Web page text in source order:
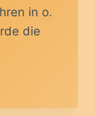
in o.
die